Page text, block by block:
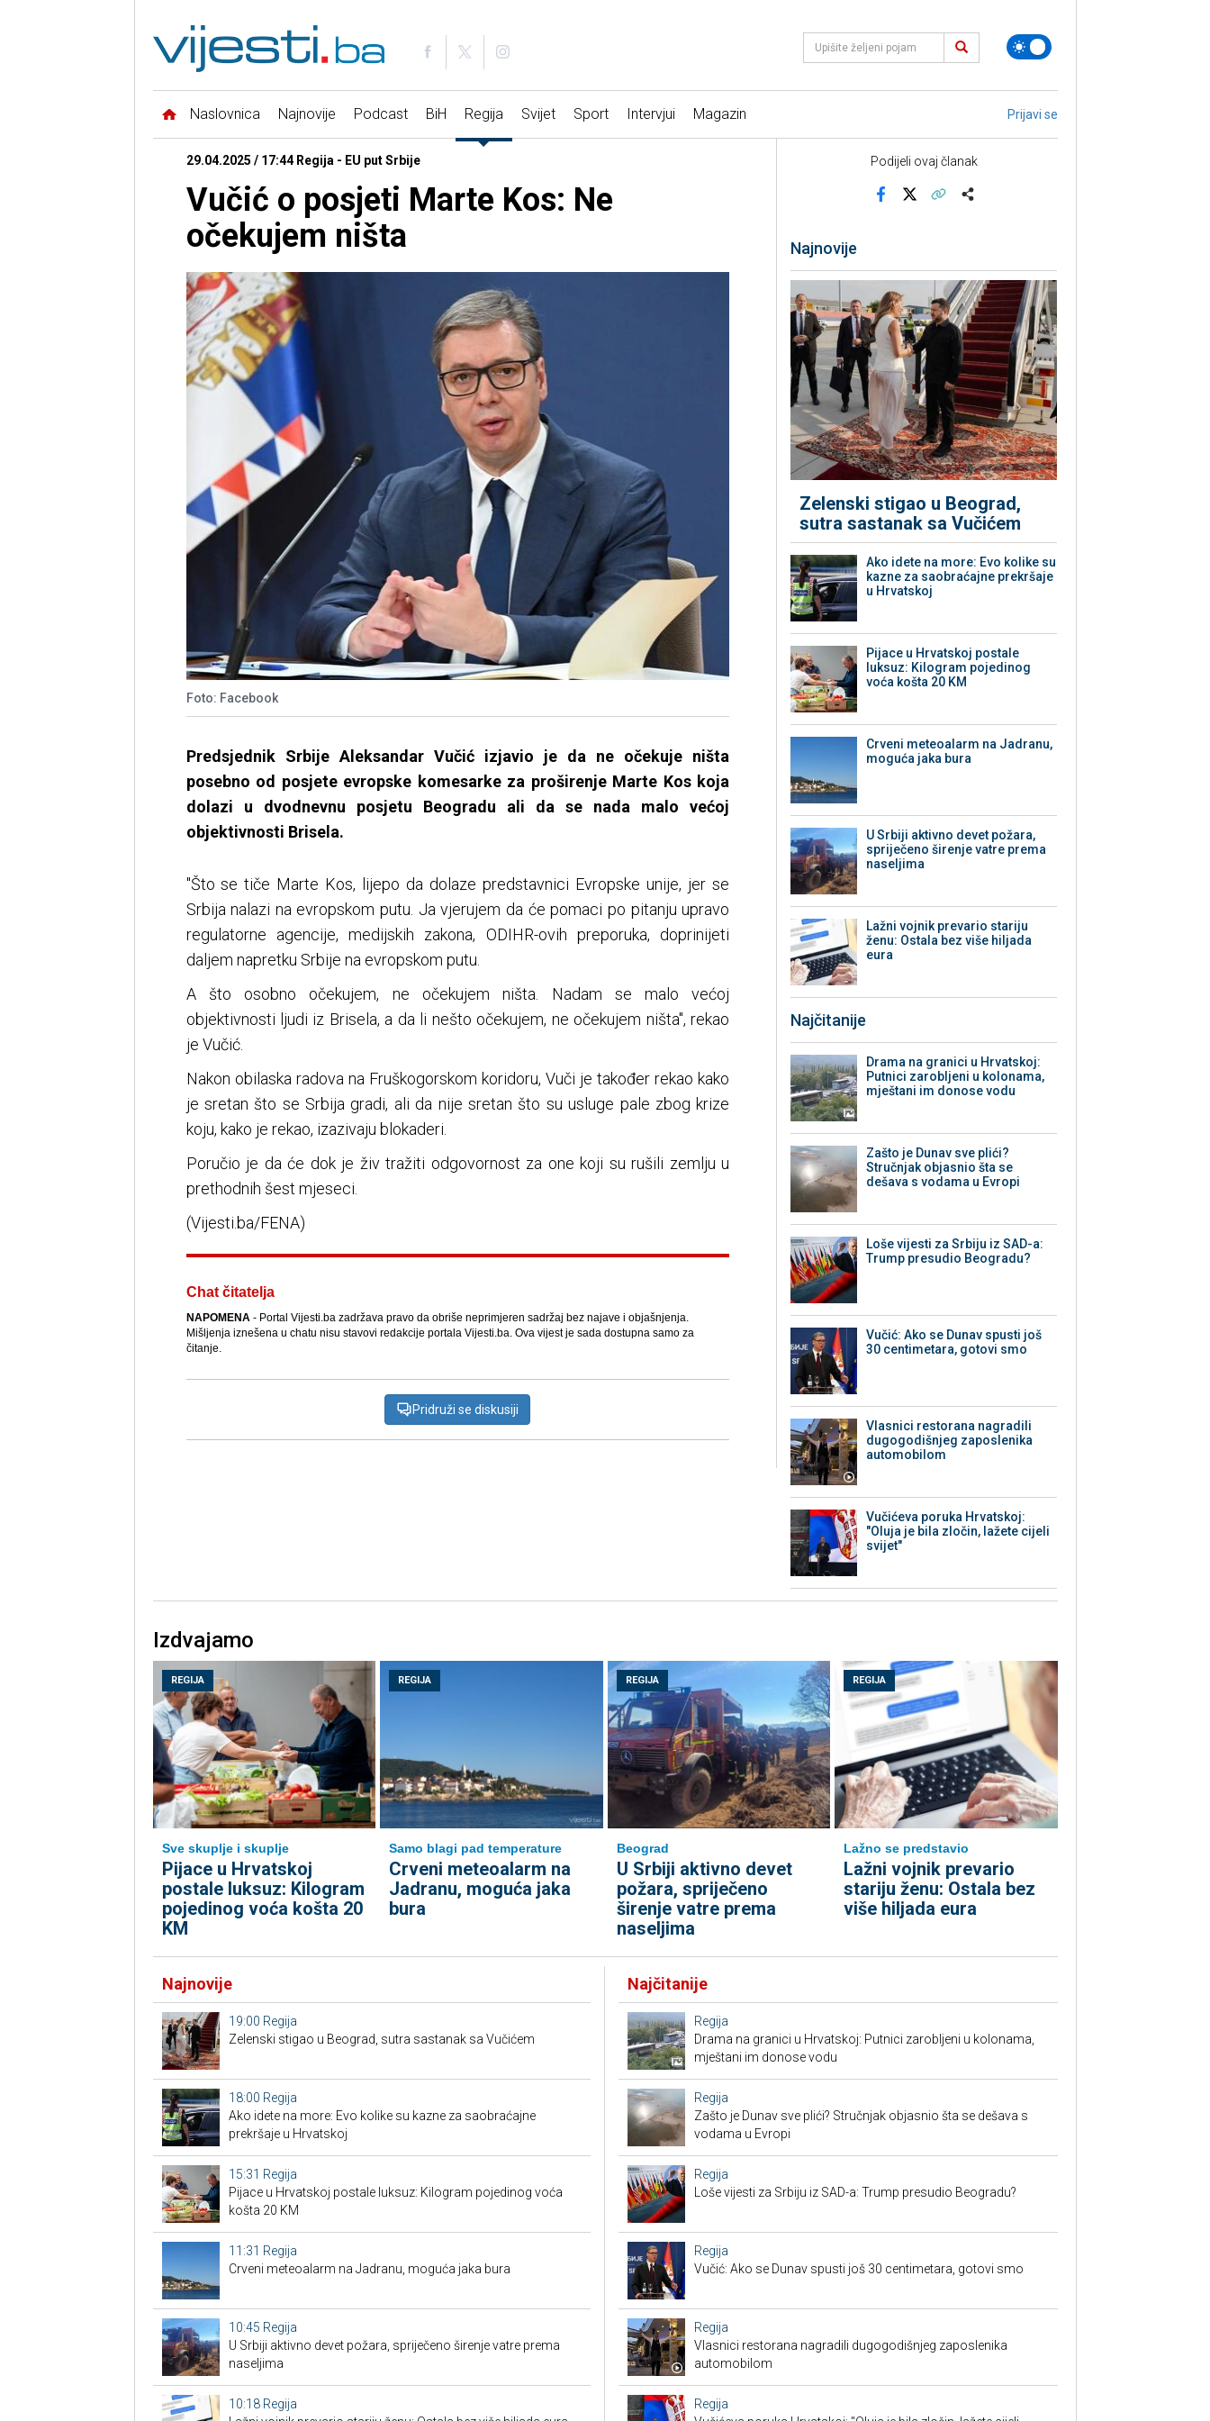
Naslovnica Najnovije Podcast BiH Regija Svijet Sport Intervjui Magazin Prijavi se
29.04.2025 / 17:44 Regija - EU put Srbije
Vučić o posjeti Marte Kos: Ne
očekujem ništa
Foto: Facebook
Predsjednik Srbije Aleksandar Vučić izjavio je da ne očekuje ništa
posebno od posjete evropske komesarke za proširenje Marte Kos koja
dolazi u dvodnevnu posjetu Beogradu ali da se nada malo većoj
objektivnosti Brisela.
"Što se tiče Marte Kos, lijepo da dolaze predstavnici Evropske unije, jer se
Srbija nalazi na evropskom putu. Ja vjerujem da će pomaci po pitanju upravo
regulatorne agencije, medijskih zakona, ODIHR-ovih preporuka, doprinijeti
daljem napretku Srbije na evropskom putu.
A što osobno očekujem, ne očekujem ništa. Nadam se malo većoj
objektivnosti ljudi iz Brisela, a da li nešto očekujem, ne očekujem ništa", rekao
je Vučić.
Nakon obilaska radova na Fruškogorskom koridoru, Vuči je također rekao kako
je sretan što se Srbija gradi, ali da nije sretan što su usluge pale zbog krize
koju, kako je rekao, izazivaju blokaderi.
Poručio je da će dok je živ tražiti odgovornost za one koji su rušili zemlju u
prethodnih šest mjeseci.
(Vijesti.ba/FENA)
Chat čitatelja
NAPOMENA- Portal Vijesti.ba zadržava pravo da obriše neprimjeren sadržaj bez najave i objašnjenja.
Mišljenja iznešena u chatu nisu stavovi redakcije portala Vijesti.ba. Ova vijest je sada dostupna samo za
čitanje.
Pridruži se diskusiji
Podijeli ovaj članak
Najnovije
Zelenski stigao u Beograd,
sutra sastanak sa Vučićem
Ako idete na more: Evo kolike su
kazne za saobraćajne prekršaje
u Hrvatskoj
Pijace u Hrvatskoj postale
luksuz: Kilogram pojedinog
voća košta 20 KM
Crveni meteoalarm na Jadranu,
moguća jaka bura
U Srbiji aktivno devet požara,
spriječeno širenje vatre prema
naseljima
Lažni vojnik prevario stariju
ženu: Ostala bez više hiljada
eura
Najčitanije
Drama na granici u Hrvatskoj:
Putnici zarobljeni u kolonama,
mještani im donose vodu
Zašto je Dunav sve plići?
Stručnjak objasnio šta se
dešava s vodama u Evropi
Loše vijesti za Srbiju iz SAD-a:
Trump presudio Beogradu?
Vučić: Ako se Dunav spusti još
30 centimetara, gotovi smo
Vlasnici restorana nagradili
dugogodišnjeg zaposlenika
automobilom
Vučićeva poruka Hrvatskoj:
"Oluja je bila zločin, lažete cijeli
svijet"
Izdvajamo
REGIJA
Sve skuplje i skuplje
Pijace u Hrvatskoj
postale luksuz: Kilogram
pojedinog voća košta 20
KM
REGIJA
Samo blagi pad temperature
Crveni meteoalarm na
Jadranu, moguća jaka
bura
REGIJA
Beograd
U Srbiji aktivno devet
požara, spriječeno
širenje vatre prema
naseljima
REGIJA
Lažno se predstavio
Lažni vojnik prevario
stariju ženu: Ostala bez
više hiljada eura
Najnovije
19:00 Regija
Zelenski stigao u Beograd, sutra sastanak sa Vučićem
18:00 Regija
Ako idete na more: Evo kolike su kazne za saobraćajne
prekršaje u Hrvatskoj
15:31 Regija
Pijace u Hrvatskoj postale luksuz: Kilogram pojedinog voća
košta 20 KM
11:31 Regija
Crveni meteoalarm na Jadranu, moguća jaka bura
10:45 Regija
U Srbiji aktivno devet požara, spriječeno širenje vatre prema
naseljima
10:18 Regija
Najčitanije
Regija
Drama na granici u Hrvatskoj: Putnici zarobljeni u kolonama,
mještani im donose vodu
Regija
Zašto je Dunav sve plići? Stručnjak objasnio šta se dešava s
vodama u Evropi
Regija
Loše vijesti za Srbiju iz SAD-a: Trump presudio Beogradu?
Regija
Vučić: Ako se Dunav spusti još 30 centimetara, gotovi smo
Regija
Vlasnici restorana nagradili dugogodišnjeg zaposlenika
automobilom
Regija